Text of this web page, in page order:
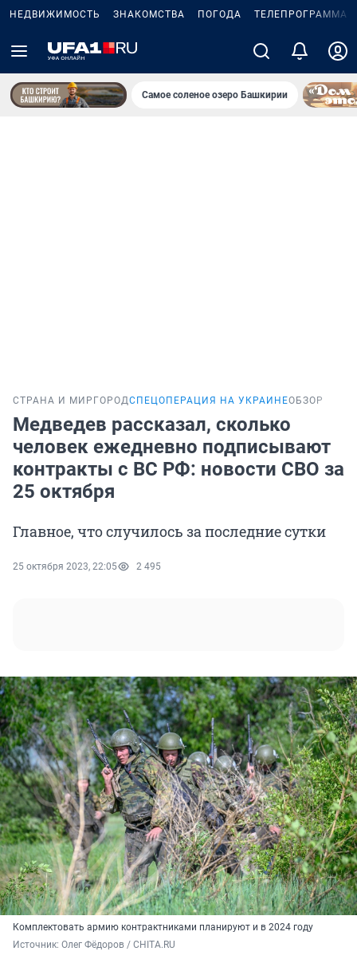
НЕДВИЖИМОСТЬ ЗНАКОМСТВА ПОГОДА ТЕЛЕПРОГРАММА
Самое соленое озеро Башкирии
СТРАНА И МИР ГОРОДСПЕЦОПЕРАЦИЯ НА УКРАИНЕОБЗОР
Медведев рассказал, сколько
человек ежедневно подписывают
контракты с ВС РФ: новости СВО за
25 октября
Главное, что случилось за последние сутки
25 октября 2023, 22:05 2 495
Комплектовать армию контрактниками планируют и в 2024 году
Источник: Олег Фёдоров / CHITA.RU